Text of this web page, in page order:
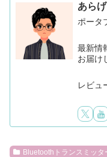
あらげ
ポータ
最新情
お届け
レビュ
Bluetoothトランスミッタ